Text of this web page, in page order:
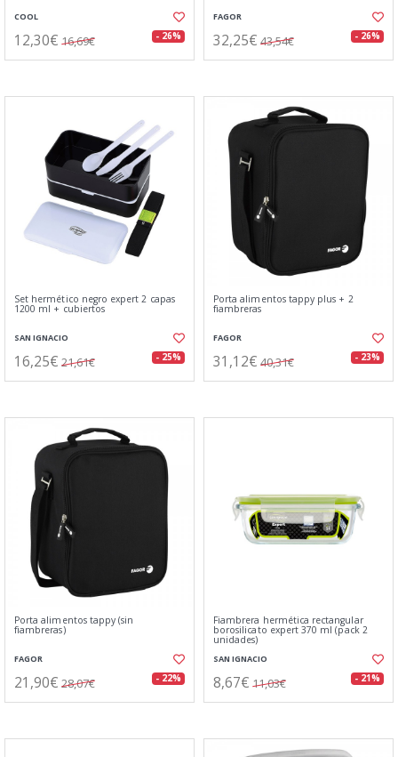
COOL
12,30€ 16,69€ - 26%
FAGOR
32,25€ 43,54€ - 26%
Set hermético negro expert 2 capas
1200 ml + cubiertos
SAN IGNACIO
16,25€ 21,61€ - 25%
Porta alimentos tappy plus + 2
fiambreras
FAGOR
31,12€ 40,31€ - 23%
Porta alimentos tappy (sin
fiambreras)
FAGOR
21,90€ 28,07€ - 22%
Fiambrera hermética rectangular
borosilicato expert 370 ml (pack 2
unidades)
SAN IGNACIO
8,67€ 11,03€ - 21%